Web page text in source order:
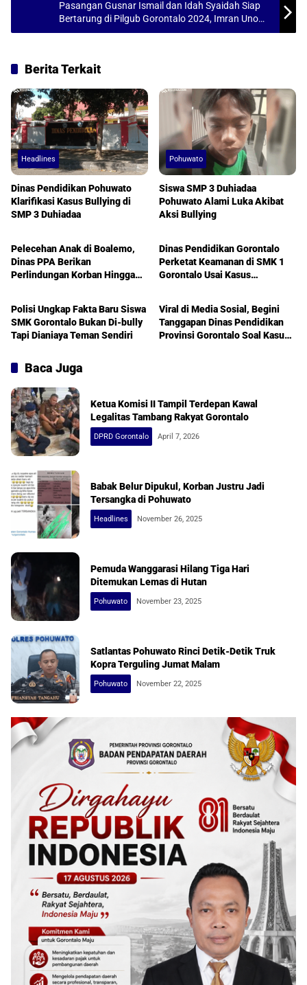
k
Pasangan Gusnar Ismail dan Idah Syaidah Siap
Bertarung di Pilgub Gorontalo 2024, Imran Uno
Siap Menangkan di Boalemo
Berita Terkait
Headlines
Dinas Pendidikan Pohuwato
Klarifikasi Kasus Bullying di
SMP 3 Duhiadaa
Pohuwato
Siswa SMP 3 Duhiadaa
Pohuwato Alami Luka Akibat
Aksi Bullying
Boalemo
Pelecehan Anak di Boalemo,
Dinas PPA Berikan
Perlindungan Korban Hingga
Gorontalo
Dinas Pendidikan Gorontalo
Perketat Keamanan di SMK 1
Gorontalo Usai Kasus
Berita
Polisi Ungkap Fakta Baru Siswa
SMK Gorontalo Bukan Di-bully
Tapi Dianiaya Teman Sendiri
Gorontalo
Viral di Media Sosial, Begini
Tanggapan Dinas Pendidikan
Provinsi Gorontalo Soal Kasus
Baca Juga
Ketua Komisi II Tampil Terdepan Kawal
Legalitas Tambang Rakyat Gorontalo
DPRD Gorontalo April 7, 2026
Babak Belur Dipukul, Korban Justru Jadi
Tersangka di Pohuwato
Headlines November 26, 2025
Pemuda Wanggarasi Hilang Tiga Hari
Ditemukan Lemas di Hutan
Pohuwato November 23, 2025
Satlantas Pohuwato Rinci Detik-Detik Truk
Kopra Terguling Jumat Malam
Pohuwato November 22, 2025